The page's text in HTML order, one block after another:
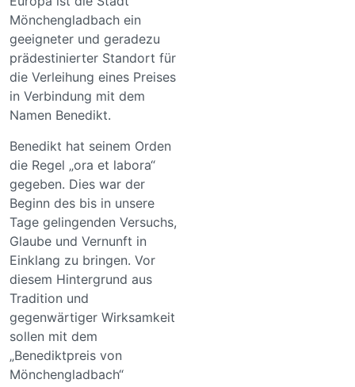
Mönchengladbach ein
geeigneter und geradezu
prädestinierter Standort für
die Verleihung eines Preises
in Verbindung mit dem
Namen Benedikt.
Benedikt hat seinem Orden
die Regel „ora et labora“
gegeben. Dies war der
Beginn des bis in unsere
Tage gelingenden Versuchs,
Glaube und Vernunft in
Einklang zu bringen. Vor
diesem Hintergrund aus
Tradition und
gegenwärtiger Wirksamkeit
sollen mit dem
„Benediktpreis von
Mönchengladbach“